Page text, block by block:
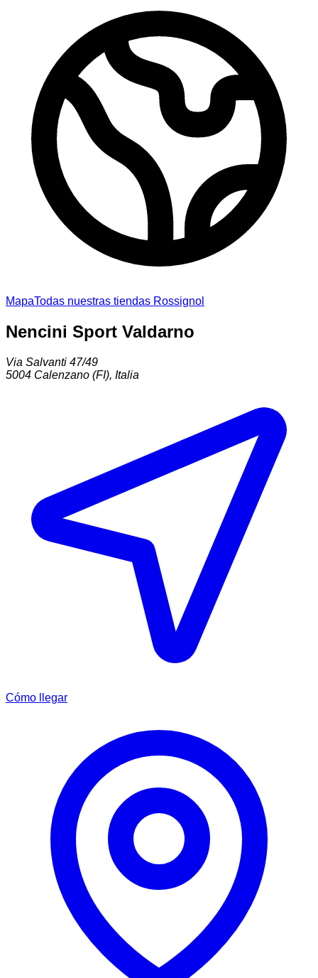
MapaTodas nuestras tiendas Rossignol
Nencini Sport Valdarno
Via Salvanti 47/49
5004 Calenzano (FI), Italia
Cómo llegar